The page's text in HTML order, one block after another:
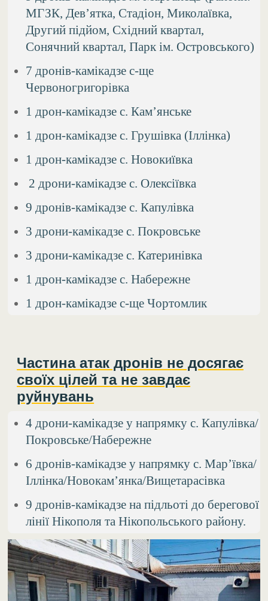
МГЗК, Дев’ятка, Стадіон, Миколаївка,
Другий підйом, Східний квартал,
Cонячний квартал, Парк ім. Островського)
7 дронів-камікадзе с-ще
Червоногригорівка
1 дрон-камікадзе с. Кам’янське
1 дрон-камікадзе c. Грушівка (Іллінка)
1 дрон-камікадзе с. Новокиївка
2 дрони-камікадзе с. Олексіївка
9 дронів-камікадзе с. Капулівка
3 дрони-камікадзе с. Покровське
3 дрони-камікадзе с. Катеринівка
1 дрон-камікадзе с. Набережне
1 дрон-камікадзе с-ще Чортомлик
Частина атак дронів не досягає
своїх цілей та не завдає
руйнувань
4 дрони-камікадзе у напрямку с. Капулівка/
Покровське/Набережне
6 дронів-камікадзе у напрямку с. Мар’ївка/
Іллінка/Новокам’янка/Вищетарасівка
9 дронів-камікадзе на підльоті до берегової
лінії Нікополя та Нікопольського району.